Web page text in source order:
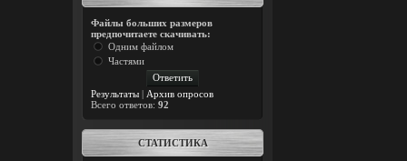
Файлы больших размеров
предпочитаете скачивать:
Одним файлом
Частями
Результаты | Архив опросов
Всего ответов: 92
СТАТИСТИКА